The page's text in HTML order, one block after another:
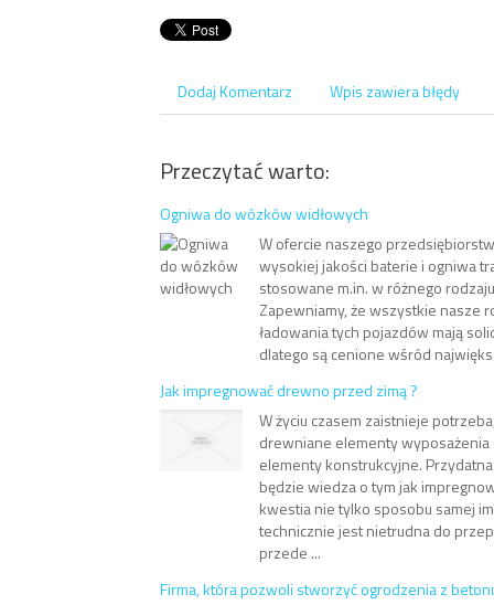
Dodaj Komentarz Wpis zawiera błędy
Przeczytać warto:
Ogniwa do wózków widłowych
W ofercie naszego
wysokiej jakości baterie i ogniwa
stosowane m.in. w różnego
Zapewniamy, że wszystkie nasze
ładowania tych pojazdów mają
dlatego są cenione wśród
Jak impregnować drewno przed zimą ?
W życiu czasem zaistnieje
drewniane elementy wyposażenia
elementy konstrukcyjne.
będzie wiedza o tym jak
kwestia nie tylko sposobu samej
technicznie jest nietrudna do
przede ...
Firma, która pozwoli stworzyć ogrodzenia z